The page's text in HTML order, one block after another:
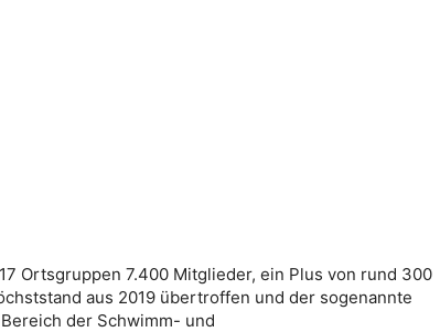
Ortsgruppen 7.400 Mitglieder, ein Plus von rund 300
aus 2019 übertroffen und der sogenannte
der Schwimm- und